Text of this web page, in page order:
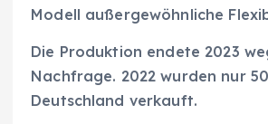
Modell außergewöhnliche
Die Produktion endete 2023
Nachfrage. 2022 wurden nur
Deutschland verkauft.